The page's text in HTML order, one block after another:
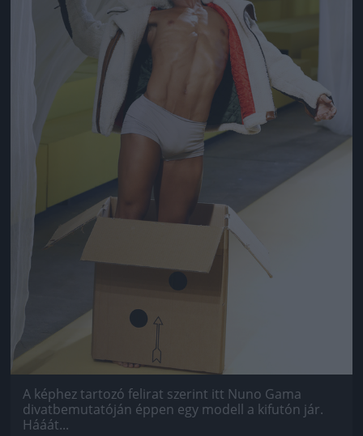
A képhez tartozó felirat szerint itt Nuno Gama
divatbemutatóján éppen egy modell a kifutón jár.
Hááát...